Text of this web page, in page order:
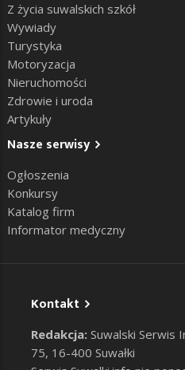
Z życia suwalskich szkół
Wywiady
Turystyka
Motoryzacja
Nieruchomości
Zdrowie i uroda
Artykuły
Nasze serwisy
Ogłoszenia
Konkursy
Katalog firm
Informator medyczny
Kontakt
Redakcja: Suwalski Serwis
75, 16-400 Suwałki